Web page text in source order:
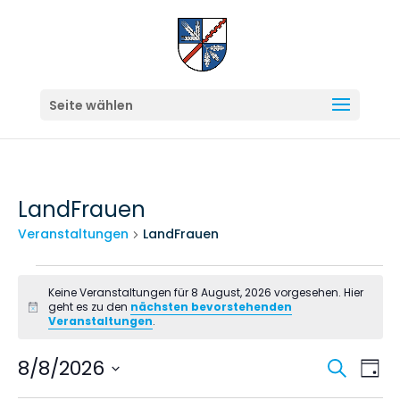
Seite wählen
LandFrauen
Veranstaltungen LandFrauen
für
August,
2026
Hinweis
Keine Veranstaltungen für 8 August, 2026 vorgesehen. Hier
geht es zu den nächsten bevorstehenden
Veranstaltungen.
SucheTag
8/8/2026